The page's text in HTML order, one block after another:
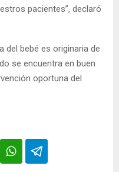
pacientes”, declaró
del bebé es originaria de
se encuentra en buen
oportuna del